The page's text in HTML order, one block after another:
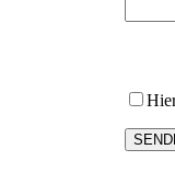
i
t
e